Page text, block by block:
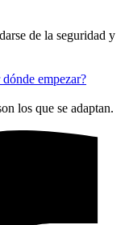
de la seguridad y
empezar?
los que se adaptan.